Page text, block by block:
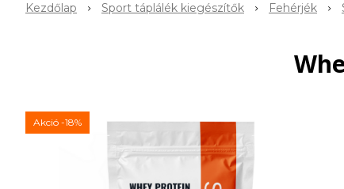
Kezdőlap Sport táplálék kiegészítők Fehérjék
Akció -18%